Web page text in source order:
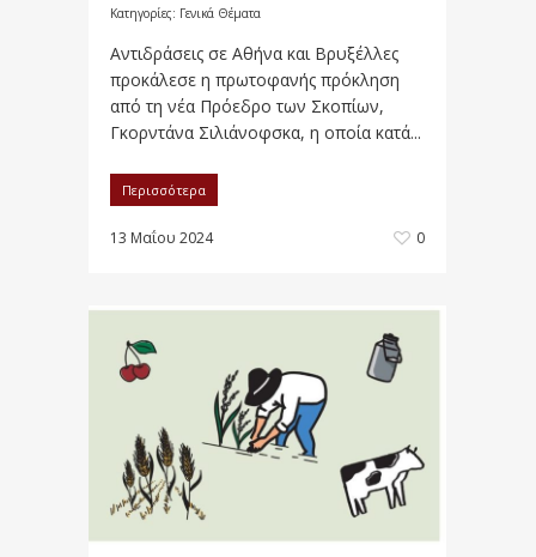
Κατηγορίες: Γενικά Θέματα
Αντιδράσεις σε Αθήνα και Βρυξέλλες
προκάλεσε η πρωτοφανής πρόκληση
από τη νέα Πρόεδρο των Σκοπίων,
Γκορντάνα Σιλιάνοφσκα, η οποία κατά...
Περισσότερα
13 Μαΐου 2024 0